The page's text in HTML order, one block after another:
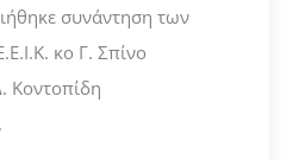
συνάντηση των
κο Γ. Σπίνο
Κοντοπίδη